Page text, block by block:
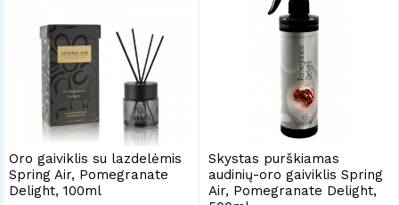
Oro gaiviklis su lazdelėmis
Spring Air, Pomegranate
Delight, 100ml
Skystas purškiamas
audinių-oro gaiviklis Spring
Air, Pomegranate Delight,